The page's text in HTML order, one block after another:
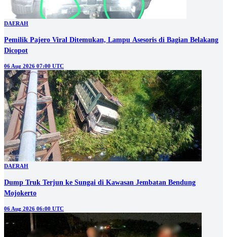
DAERAH
Pemilik Pajero Viral Ditemukan, Lampu Asesoris di Bagian Belakang
Dicopot
06 Aug 2026 07:00 UTC
DAERAH
Dump Truk Terjun ke Sungai di Kawasan Jembatan Bendung
Mojokerto
06 Aug 2026 06:00 UTC